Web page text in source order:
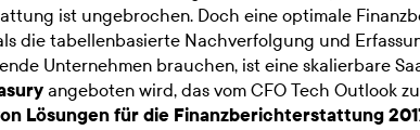
ist ungebrochen. Doch eine optimale
die tabellenbasierte Nachverfolgung und
Unternehmen brauchen, ist eine skalierbare
angeboten wird, das vom CFO Tech Outlook
Lösungen für die Finanzberichterstattung